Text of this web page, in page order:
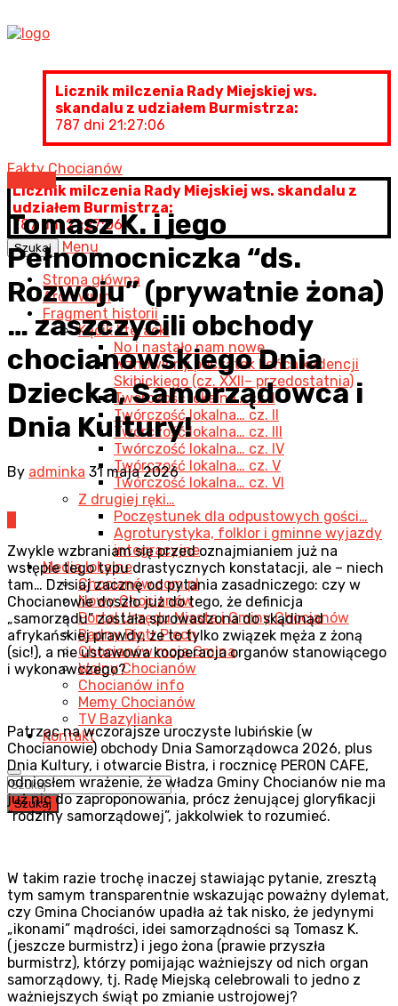
Licznik milczenia Rady Miejskiej ws.
skandalu z udziałem Burmistrza:
787 dni 21:27:07
Fakty Chocianów
Licznik milczenia Rady Miejskiej ws. skandalu z
udziałem Burmistrza:
787 dni 21:27:07
Szukaj
Menu
Strona główna
Archiwum
Fragment historii
Kącik literacki
No i nastało nam nowe…
Wznowiony początek końca kadencji
Skibickiego (cz. XXII– przedostatnia)
Twórczość lokalna… cz. I
Twórczość lokalna… cz. II
Twórczość lokalna… cz. III
Twórczość lokalna… cz. IV
Twórczość lokalna… cz. V
Twórczość lokalna… cz. VI
Z drugiej ręki…
Poczęstunek dla odpustowych gości…
Agroturystyka, folklor i gminne wyjazdy
integracyjne
Media lokalne
Chocianów.com.pl
Nowy Chocianów
Portal Urzędu Miasta i Gminy Chocianów
Radny Piotr Piech
Chocianów moja Gmina
Wolny Chocianów
Chocianów info
Memy Chocianów
TV Bazylianka
Kontakt
Szukaj
Tomasz K. i jego
Pełnomocniczka “ds.
Rozwoju” (prywatnie żona)
… zaszczycili obchody
chocianowskiego Dnia
Dziecka, Samorządowca i
Dnia Kultury!
By adminka 31 maja 2026
Zwykle wzbraniam się przed oznajmianiem już na
wstępie tego typu drastycznych konstatacji, ale – niech
tam… Dzisiaj zacznę od pytania zasadniczego: czy w
Chocianowie doszło już do tego, że definicja
„samorządu” została sprowadzona do skądinąd
afrykańskiej prawdy, że to tylko związek męża z żoną
(sic!), a nie ustawowa kooperacja organów stanowiącego
i wykonawczego?
Patrząc na wczorajsze uroczyste lubińskie (w
Chocianowie) obchody Dnia Samorządowca 2026, plus
Dnia Kultury, i otwarcie Bistra, i rocznicę PERON CAFE,
odniosłem wrażenie, że władza Gminy Chocianów nie ma
już nic do zaproponowania, prócz żenującej gloryfikacji
“rodziny samorządowej”, jakkolwiek to rozumieć.
W takim razie trochę inaczej stawiając pytanie, zresztą
tym samym transparentnie wskazując poważny dylemat,
czy Gmina Chocianów upadła aż tak nisko, że jedynymi
„ikonami” mądrości, idei samorządności są Tomasz K.
(jeszcze burmistrz) i jego żona (prawie przyszła
burmistrz), którzy pomijając ważniejszy od nich organ
samorządowy, tj. Radę Miejską celebrowali to jedno z
ważniejszych świąt po zmianie ustrojowej?